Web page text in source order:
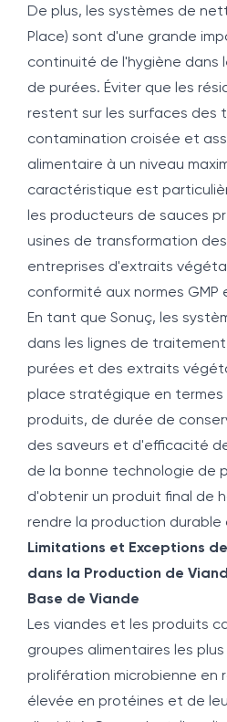
De plus, les systèmes de
Place) sont d'une grande
continuité de l'hygiène dans
de purées. Éviter que les
restent sur les surfaces des
contamination croisée et
alimentaire à un niveau
caractéristique est
les producteurs de sauces
usines de transformation
entreprises d'extraits
conformité aux normes GMP
En tant que Sonuç, les
dans les lignes de
purées et des extraits
place stratégique en termes
produits, de durée de
des saveurs et d'efficacité
de la bonne technologie de
d'obtenir un produit final de
rendre la production durable
Limitations et Exceptions
dans la Production de
Base de Viande
Les viandes et les produits
groupes alimentaires les
prolifération microbienne en
élevée en protéines et de